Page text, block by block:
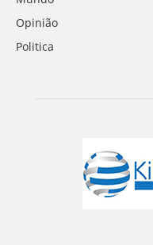
Opinião
Politica